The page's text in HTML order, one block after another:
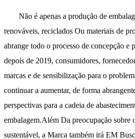
Não é apenas a produção de
renováveis, reciclados Ou materiais de
abrange todo o processo de concepção e
depois de 2019, consumidores,
marcas e de sensibilização para o
continuar a aumentar, de forma
perspectivas para a cadeia de
embalagem.Além Da preocupação sobre
sustentável, a Marca também irá EM